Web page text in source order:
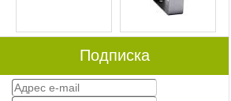
Подписка